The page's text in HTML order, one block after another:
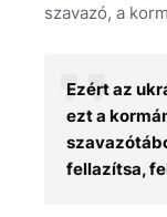
szavazó, a
Ezért az
ezt a
fellazítsa,